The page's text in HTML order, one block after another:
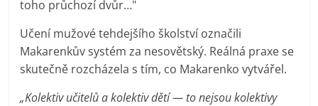
toho průchozí dvůr…"
Učení mužové tehdejšího školství označili
Makarenkův systém za nesovětský. Reálná praxe se
skutečně rozcházela s tím, co Makarenko vytvářel.
„Kolektiv učitelů a kolektiv dětí — to nejsou kolektivy